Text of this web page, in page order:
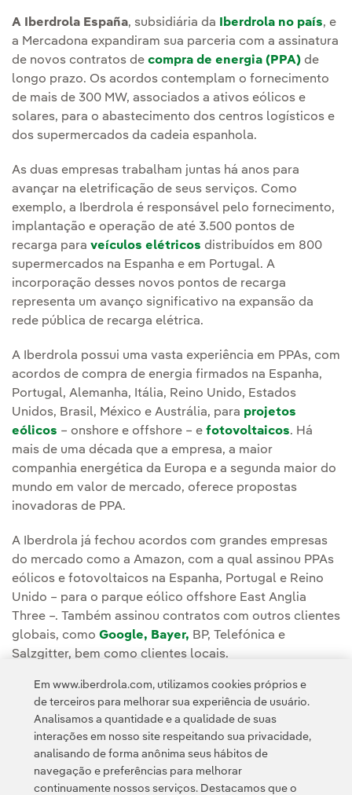
A Iberdrola España, subsidiária da Iberdrola no país, e
a Mercadona expandiram sua parceria com a assinatura
de novos contratos de compra de energia (PPA) de
longo prazo. Os acordos contemplam o fornecimento
de mais de 300 MW, associados a ativos eólicos e
solares, para o abastecimento dos centros logísticos e
dos supermercados da cadeia espanhola.
As duas empresas trabalham juntas há anos para
avançar na eletrificação de seus serviços. Como
exemplo, a Iberdrola é responsável pelo fornecimento,
implantação e operação de até 3.500 pontos de
recarga para veículos elétricos distribuídos em 800
supermercados na Espanha e em Portugal. A
incorporação desses novos pontos de recarga
representa um avanço significativo na expansão da
rede pública de recarga elétrica.
A Iberdrola possui uma vasta experiência em PPAs, com
acordos de compra de energia firmados na Espanha,
Portugal, Alemanha, Itália, Reino Unido, Estados
Unidos, Brasil, México e Austrália, para projetos
eólicos – onshore e offshore – e fotovoltaicos. Há
mais de uma década que a empresa, a maior
companhia energética da Europa e a segunda maior do
mundo em valor de mercado, oferece propostas
inovadoras de PPA.
A Iberdrola já fechou acordos com grandes empresas
do mercado como a Amazon, com a qual assinou PPAs
eólicos e fotovoltaicos na Espanha, Portugal e Reino
Unido – para o parque eólico offshore East Anglia
Three –. Também assinou contratos com outros clientes
globais, como Google, Bayer, BP, Telefónica e
Salzgitter, bem como clientes locais.
Leia a notícia completa naSala de Comunicação da
Iberdrola España.
Em www.iberdrola.com, utilizamos cookies próprios e
de terceiros para melhorar sua experiência de usuário.
Analisamos a quantidade e a qualidade de suas
interações em nosso site respeitando sua privacidade,
analisando de forma anônima seus hábitos de
navegação e preferências para melhorar
continuamente nossos serviços. Destacamos que o